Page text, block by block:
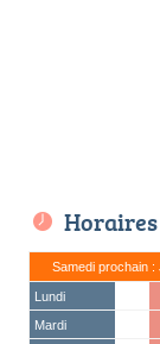
Horaires
Samedi prochain :
Lundi
Mardi